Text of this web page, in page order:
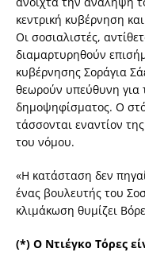
κεντρική κυβέρνηση
Οι σοσιαλιστές,
διαμαρτυρηθούν
κυβέρνησης Σοράγια
θεωρούν υπεύθυνη για
δημοψηφίσματος. Ο
τάσσονται εναντίον
του νόμου.
«Η κατάσταση δεν
ένας βουλευτής του
κλιμάκωση θυμίζει
(*) Ο Ντιέγκο Τόρες